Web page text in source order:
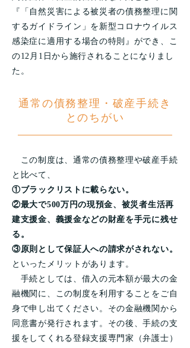
『「自然災害による被災者の債務整理に関
するガイドライン」を新型コロナウイルス
感染症に適用する場合の特則』ができ、こ
の12月1日から施行されることになりまし
た。
通常の債務整理・破産手続き
とのちがい
この制度は、通常の債務整理や破産手続
と比べて、
①ブラックリストに載らない。
②最大で500万円の現預金、被災者生活再
建支援金、義援金などの財産を手元に残せ
る。
③原則として保証人への請求がされない。
といったメリットがあります。
手続としては、借入の元本額が最大の金
融機関に、この制度を利用することをご自
身で申し出てください。その金融機関から
同意書が発行されます。その後、手続の支
援をしてくれる登録支援専門家（弁護士）